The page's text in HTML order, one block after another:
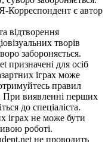
Корреспондент є автор
відтворення
творів
забороняється.
призначені для осіб
іграх може
правил
При виявленні перших
до спеціаліста.
іграх не може бути
роботі.
не проводить